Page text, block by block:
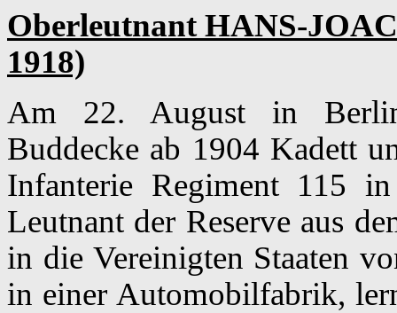
Oberleutnant HANS-
1918)
Am 22. August in Berlin
Buddecke ab 1904 Kadett
Infanterie Regiment 115
Leutnant der Reserve aus
in die Vereinigten Staaten
in einer Automobilfabrik,